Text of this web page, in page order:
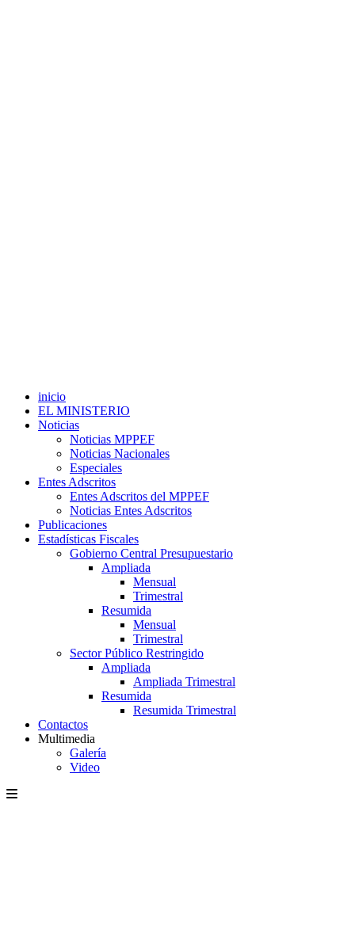
inicio
EL MINISTERIO
Noticias
Noticias MPPEF
Noticias Nacionales
Especiales
Entes Adscritos
Entes Adscritos del MPPEF
Noticias Entes Adscritos
Publicaciones
Estadísticas Fiscales
Gobierno Central Presupuestario
Ampliada
Mensual
Trimestral
Resumida
Mensual
Trimestral
Sector Público Restringido
Ampliada
Ampliada Trimestral
Resumida
Resumida Trimestral
Contactos
Multimedia
Galería
Video